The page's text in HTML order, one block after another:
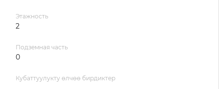
Этажность
2
Подземная часть
0
Кубаттуулукту өлчөө бирдиктер